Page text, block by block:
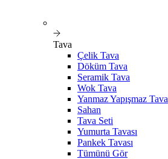
Tava
Çelik Tava
Döküm Tava
Seramik Tava
Wok Tava
Yanmaz Yapışmaz Tava
Sahan
Tava Seti
Yumurta Tavası
Pankek Tavası
Tümünü Gör